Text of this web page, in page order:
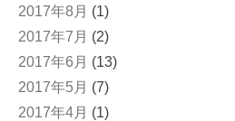
2017年8月 (1)
2017年7月 (2)
2017年6月 (13)
2017年5月 (7)
2017年4月 (1)